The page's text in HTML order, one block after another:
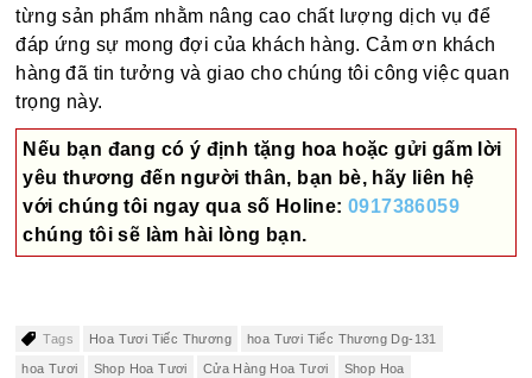
từng sản phẩm nhằm nâng cao chất lượng dịch vụ để
đáp ứng sự mong đợi của khách hàng. Cảm ơn khách
hàng đã tin tưởng và giao cho chúng tôi công việc quan
trọng này.
Nếu bạn đang có ý định tặng hoa hoặc gửi gấm lời
yêu thương đến người thân, bạn bè, hãy liên hệ
với chúng tôi ngay qua số Holine:0917386059
chúng tôi sẽ làm hài lòng bạn.
Tags Hoa Tươi Tiếc Thương hoa Tươi Tiếc Thương Dg-131
hoa Tươi Shop Hoa Tươi Cửa Hàng Hoa Tươi Shop Hoa